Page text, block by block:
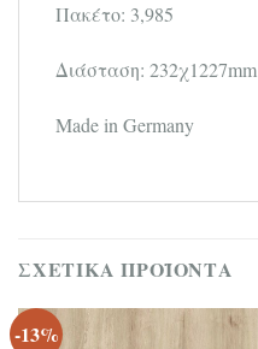
Πακέτο: 3,985
Διάσταση: 232χ1227mm
Made in Germany
ΣΧΕΤΙΚΆ ΠΡΟΪΌΝΤΑ
-13%